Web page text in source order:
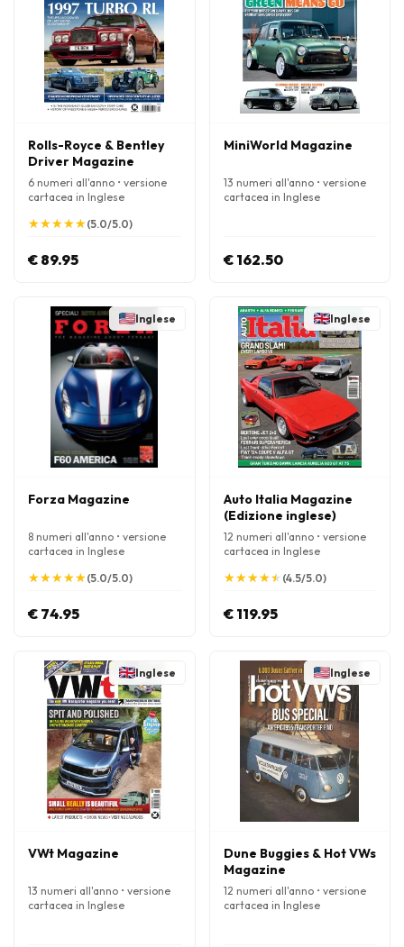
Rolls-Royce & Bentley
Driver Magazine
6 numeri all'anno • versione
cartacea in Inglese
★
★★
★★
★★
★★
★(5.0/5.0)
€ 89.95
MiniWorld Magazine
13 numeri all'anno • versione
cartacea in Inglese
€ 162.50
Inglese
Forza Magazine
8 numeri all'anno • versione
cartacea in Inglese
★
★★
★★
★★
★★
★(5.0/5.0)
€ 74.95
Inglese
Auto Italia Magazine
(Edizione inglese)
12 numeri all'anno • versione
cartacea in Inglese
★
★★
★★
★★
★★
★ (4.5/5.0)
€ 119.95
Inglese
VWt Magazine
13 numeri all'anno • versione
cartacea in Inglese
Inglese
Dune Buggies & Hot VWs
Magazine
12 numeri all'anno • versione
cartacea in Inglese